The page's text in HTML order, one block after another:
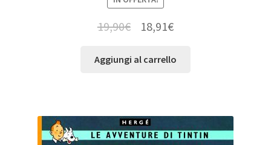
19,90€ 18,91€
Aggiungi al carrello